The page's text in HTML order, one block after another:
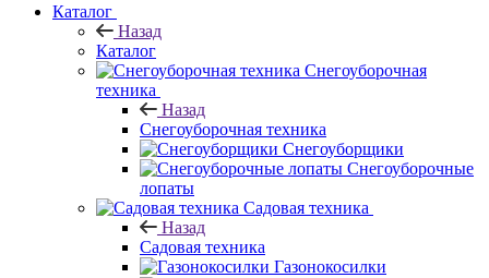
Каталог
Назад
Каталог
Снегоуборочная
техника
Назад
Снегоуборочная техника
Снегоуборщики
Снегоуборочные
лопаты
Садовая техника
Назад
Садовая техника
Газонокосилки